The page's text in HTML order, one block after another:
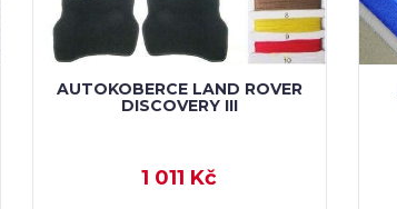
AUTOKOBERCE LAND ROVER
DISCOVERY III
1 011 Kč